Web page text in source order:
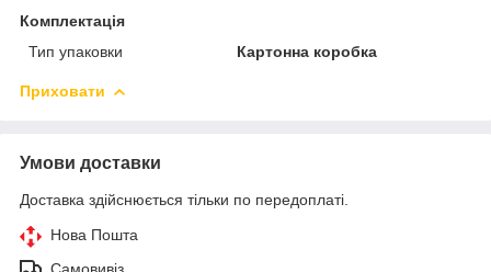
Комплектація
Тип упаковки
Картонна коробка
Приховати
Умови доставки
Доставка здійснюється тільки по передоплаті.
Нова Пошта
Самовивіз